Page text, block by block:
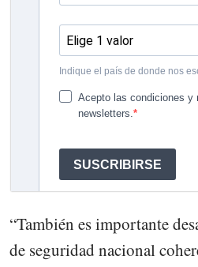
“También es importante
de seguridad nacional